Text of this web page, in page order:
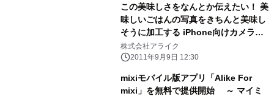
この美味しさをなんとか伝えたい！ 美
味しいごはんの写真をきちんと美味し
そうに加工する iPhone向けカメラア
プリ『FotoYum』リリース！
株式会社アライク
2011年9月9日 12:30
mixiモバイル版アプリ「Alike For
mixi」を無料で提供開始 ～ マイミ